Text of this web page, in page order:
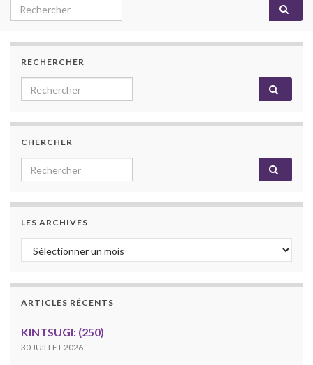
Search for:
RECHERCHER
Search for:
CHERCHER
Search for:
LES ARCHIVES
Les archives
ARTICLES RÉCENTS
KINTSUGI: (250)
30 JUILLET 2026